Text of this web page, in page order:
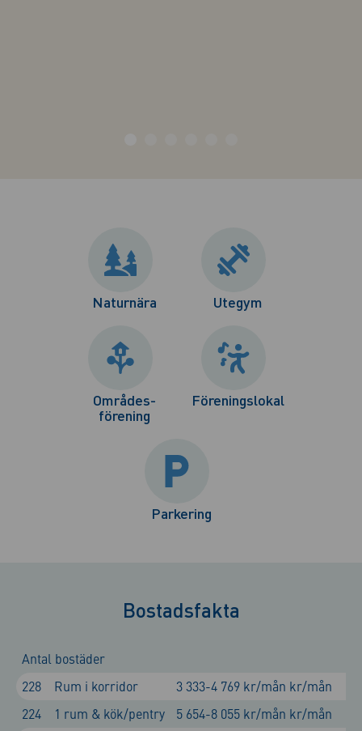
Naturnära Utegym
Områdes-
förening
Föreningslokal
Parkering
Bostadsfakta
Antal bostäder
228
Rum i korridor 3 333-4 769 kr/mån kr/mån
224
1 rum & kök/pentry 5 654-8 055 kr/mån kr/mån